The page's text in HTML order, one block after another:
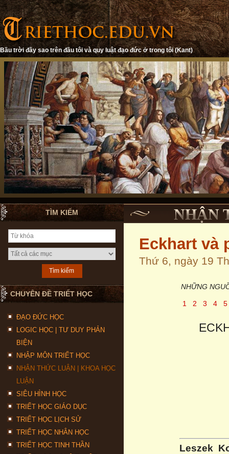
Bầu trời đầy sao trên đầu tôi và quy luật đạo đức ở trong tôi (Kant)
TÌM KIẾM
CHUYÊN ĐỀ TRIẾT HỌC
ĐẠO ĐỨC HỌC
LOGIC HỌC | TƯ DUY PHẢN
BIỆN
NHẬP MÔN TRIẾT HỌC
NHẬN THỨC LUẬN | KHOA HỌC
LUẬN
SIÊU HÌNH HỌC
TRIẾT HỌC GIÁO DỤC
TRIẾT HỌC LỊCH SỬ
TRIẾT HỌC NHÂN HỌC
TRIẾT HỌC TINH THẦN
NHẬN
Eckhart và
Thứ 6, ngày 19
NHỮNG
1 2 3 4 5
Leszek